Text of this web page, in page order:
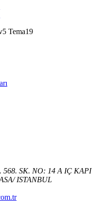
Tema19
568. SK. NO: 14 A IÇ KAPI
ISTANBUL